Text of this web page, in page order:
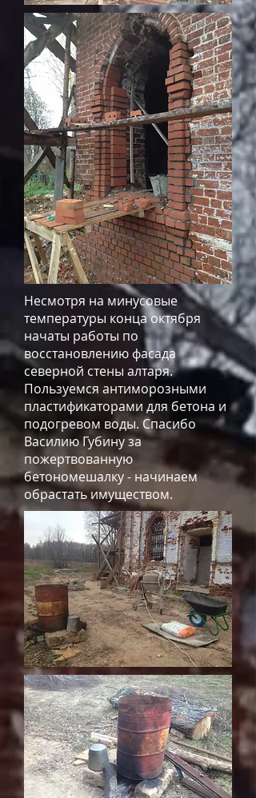
Несмотря на минусовые
температуры конца октября
начаты работы по
восстановлению фасада
северной стены алтаря.
Пользуемся антиморозными
пластификаторами для бетона и
подогревом воды. Спасибо
Василию Губину за
пожертвованную
бетономешалку - начинаем
обрастать имуществом.